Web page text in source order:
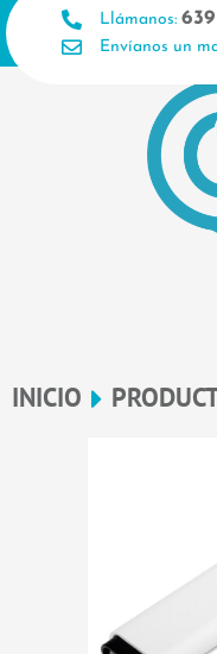
Ir
al
contenido
Llámanos:
Envíanos un
INICIO